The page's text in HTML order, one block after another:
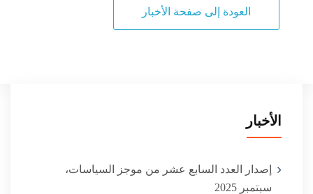
العودة إلى صفحة الأخبار
الأخبار
إصدار العدد السابع عشر من موجز السياسات،
سبتمبر 2025